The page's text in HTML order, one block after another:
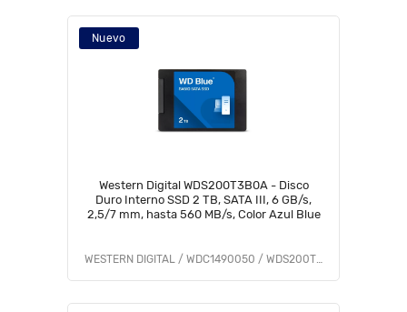
Nuevo
Western Digital WDS200T3B0A - Disco
Duro Interno SSD 2 TB, SATA III, 6 GB/s,
2,5/7 mm, hasta 560 MB/s, Color Azul Blue
WESTERN DIGITAL / WDC1490050 / WDS200T3B0A